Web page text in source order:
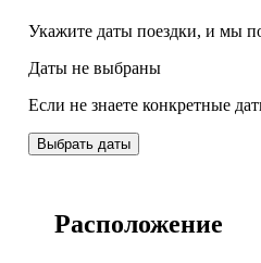
Укажите даты поездки, и мы
Даты не выбраны
Если не знаете конкретные
Выбрать даты
Расположение